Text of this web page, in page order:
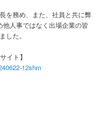
を務め、また、社員と共に弊
人事ではなく出場企業の皆
した。
イト】
12shm